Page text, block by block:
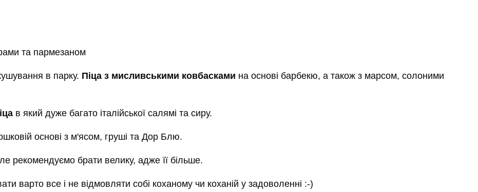
та пармезаном
в парку. Піца з мисливськими ковбасками на основі барбекю, а також з марсом, солоними
в який дуже багато італійської салямі та сиру.
основі з м'ясом, груші та Дор Блю.
рекомендуємо брати велику, адже її більше.
варто все і не відмовляти собі коханому чи коханій у задоволенні :-)